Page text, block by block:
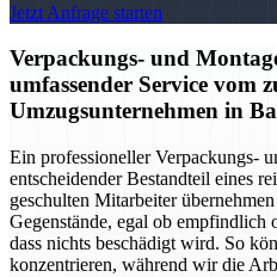
Jetzt Anfrage starten
Verpackungs- und
umfassender Service vom
Umzugsunternehmen in
Ein professioneller Verpackungs-
entscheidender Bestandteil eines
geschulten Mitarbeiter
Gegenstände, egal ob empfindlich
dass nichts beschädigt wird. So
konzentrieren, während wir die